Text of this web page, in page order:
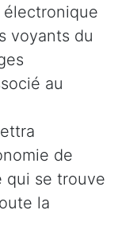
voyants du
au
de
qui se trouve
la